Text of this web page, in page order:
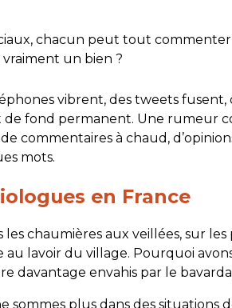
chacun peut tout
vraiment un bien ?
vibrent, destweets fusent,
de fond permanent. Une rumeur
commentaires à chaud,
mots.
en France
les chaumières aux veillées, sur les
lavoir du village. Pourquoi
davantage envahis par le
sommes plus dans des situations